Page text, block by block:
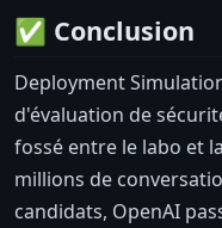
✅ Conclusion
Deployment
d'évaluation de
fossé entre le labo et
millions de
candidats, OpenAI